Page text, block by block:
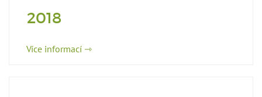
2018
Více informací ⇾